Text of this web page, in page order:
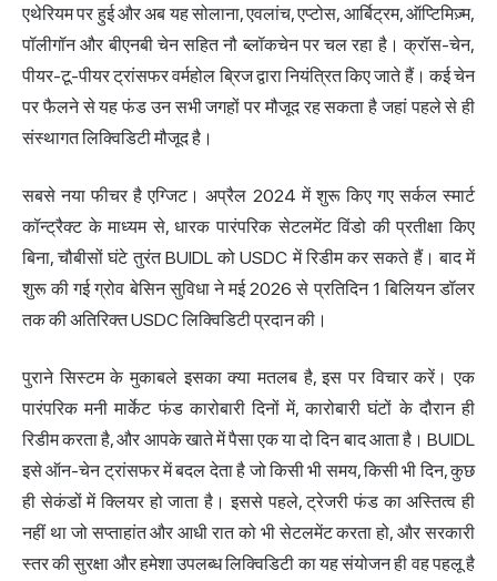
एथेरियम पर हुई और अब यह सोलाना, एवलांच, एप्टोस, आर्बिट्रम, ऑप्टिमिज़्म,
पॉलीगॉन और बीएनबी चेन सहित नौ ब्लॉकचेन पर चल रहा है। क्रॉस-चेन,
पीयर-टू-पीयर ट्रांसफर वर्महोल ब्रिज द्वारा नियंत्रित किए जाते हैं। कई चेन
पर फैलने से यह फंड उन सभी जगहों पर मौजूद रह सकता है जहां पहले से ही
संस्थागत लिक्विडिटी मौजूद है।
सबसे नया फीचर है एग्जिट। अप्रैल 2024 में शुरू किए गए सर्कल स्मार्ट
कॉन्ट्रैक्ट के माध्यम से, धारक पारंपरिक सेटलमेंट विंडो की प्रतीक्षा किए
बिना, चौबीसों घंटे तुरंत BUIDL कोUSDC में रिडीम कर सकते हैं। बाद में
शुरू की गई ग्रोव बेसिन सुविधा ने मई 2026 से प्रतिदिन 1 बिलियन डॉलर
तक की अतिरिक्त USDC लिक्विडिटी प्रदान की।
पुराने सिस्टम के मुकाबले इसका क्या मतलब है, इस पर विचार करें। एक
पारंपरिक मनी मार्केट फंड कारोबारी दिनों में, कारोबारी घंटों के दौरान ही
रिडीम करता है, और आपके खाते में पैसा एक या दो दिन बाद आता है। BUIDL
इसे ऑन-चेन ट्रांसफर में बदल देता है जो किसी भी समय, किसी भी दिन, कुछ
ही सेकंडों में क्लियर हो जाता है। इससे पहले, ट्रेजरी फंड का अस्तित्व ही
नहीं था जो सप्ताहांत और आधी रात को भी सेटलमेंट करता हो, और सरकारी
स्तर की सुरक्षा और हमेशा उपलब्ध लिक्विडिटी का यह संयोजन ही वह पहलू है